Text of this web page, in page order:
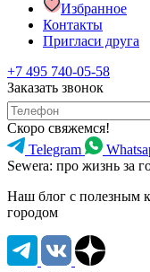
Избранное
Контакты
Пригласи друга
+7 495 740-05-58
Заказать звонок
Скоро свяжемся!
Telegram
Sewera: про жизнь за
Наш блог c полезным
городом